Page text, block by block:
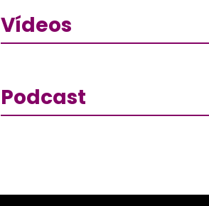
Vídeos
Podcast